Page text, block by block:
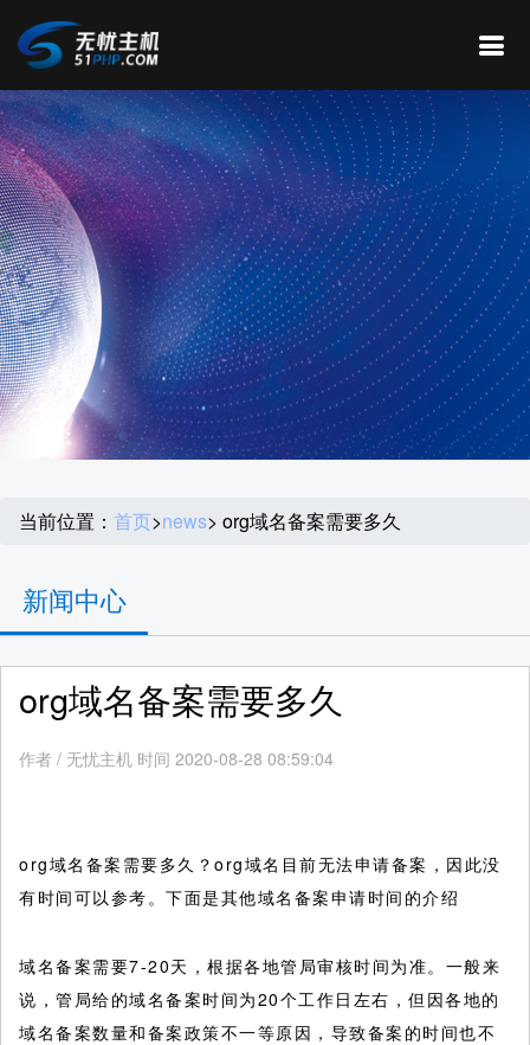
当前位置： 首页>news> org域名备案需要多久
新闻中心
org域名备案需要多久
作者 / 无忧主机 时间 2020-08-28 08:59:04
org域名备案需要多久？org域名目前无法申请备案，因此没
有时间可以参考。下面是其他域名备案申请时间的介绍
域名备案需要7-20天，根据各地管局审核时间为准。一般来
说，管局给的域名备案时间为20个工作日左右，但因各地的
域名备案数量和备案政策不一等原因，导致备案的时间也不